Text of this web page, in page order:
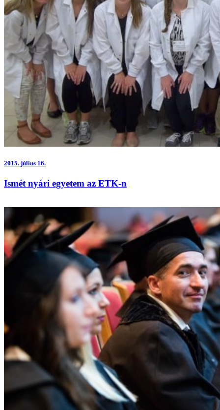
2015. július 16.
Ismét nyári egyetem az ETK-n